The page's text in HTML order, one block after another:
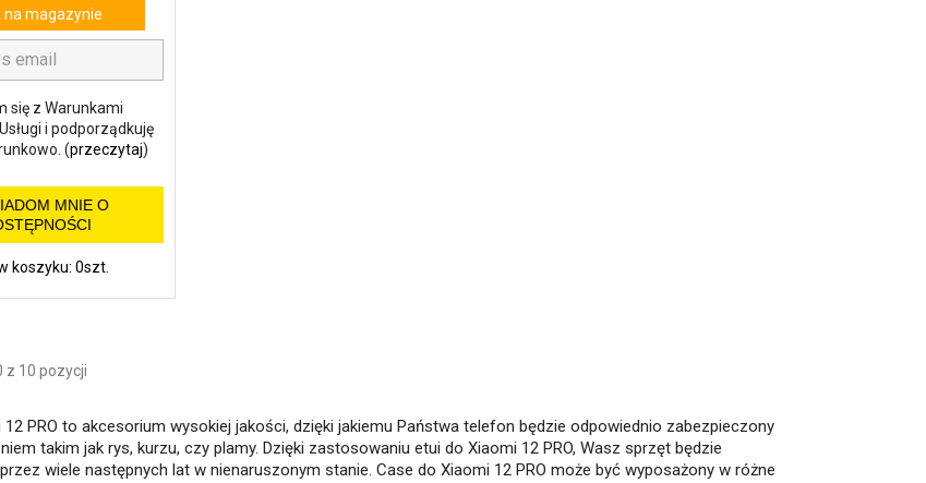
na magazynie
się z Warunkami
i podporządkuję
(przeczytaj)
MNIE O
koszyku: 0szt.
z 10 pozycji
12 PRO to akcesorium wysokiej jakości, dzięki jakiemu Państwa telefon będzie odpowiednio zabezpieczony
takim jak rys, kurzu, czy plamy. Dzięki zastosowaniu etui do Xiaomi 12 PRO, Wasz sprzęt będzie
wiele następnych lat w nienaruszonym stanie. Case do Xiaomi 12 PRO może być wyposażony w różne